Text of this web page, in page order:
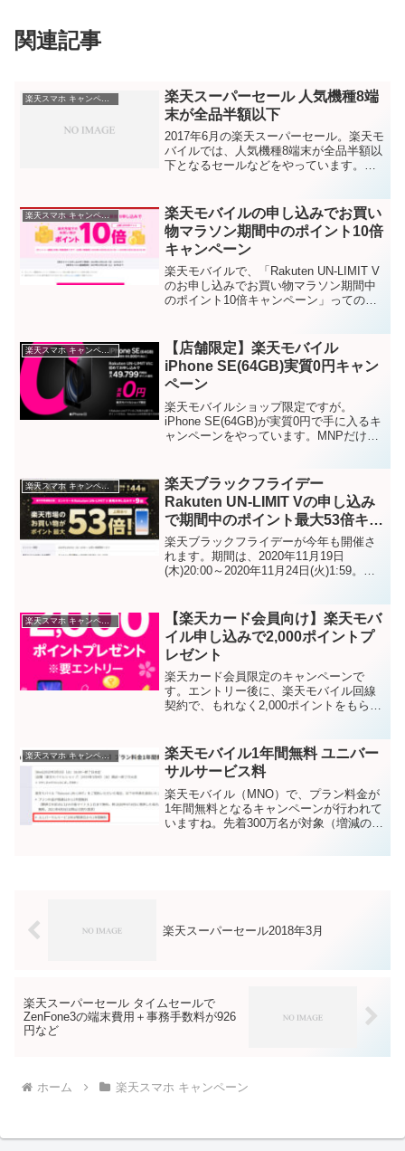
関連記事
楽天スーパーセール 人気機種8端
末が全品半額以下
2017年6月の楽天スーパーセール。楽天モ
バイルでは、人気機種8端末が全品半額以
下となるセールなどをやっています。楽
日（土）19:00～2017年6月22日（木）...
楽天スマホ キャンペーン
楽天モバイルの申し込みでお買い
物マラソン期間中のポイント10倍
キャンペーン
楽天モバイルで、「Rakuten UN-LIMIT V
のお申し込みでお買い物マラソン期間中
のポイント10倍キャンペーン」ってのが
す。キャンペーンに参加するには、エン
トリー...
楽天スマホ キャンペーン
【店舗限定】楽天モバイル
iPhone SE(64GB)実質0円キャン
ペーン
楽天モバイルショップ限定ですが。
iPhone SE(64GB)が実質0円で手に入るキ
ャンペーンをやっています。MNPだけで
定内容「Rakuten UN-LIM...
楽天スマホ キャンペーン
楽天ブラックフライデー
Rakuten UN-LIMIT Vの申し込み
で期間中のポイント最大53倍キャ
ンペーン
楽天ブラックフライデーが今年も開催さ
れます。期間は、2020年11月19日
(木)20:00～2020年11月24日(火)1:59。楽
間中のポ...
楽天スマホ キャンペーン
【楽天カード会員向け】楽天モバ
イル申し込みで2,000ポイントプ
レゼント
楽天カード会員限定のキャンペーンで
す。エントリー後に、楽天モバイル回線
契約で、もれなく2,000ポイントをもらえ
与ポイント数となっています！キャンペ
ーン期間エン...
楽天スマホ キャンペーン
楽天モバイル1年間無料 ユニバー
サルサービス料
楽天モバイル（MNO）で、プラン料金が
1年間無料となるキャンペーンが行われて
いますね。先着300万名が対象（増減の可
楽天スーパーセール2018年3月
楽天スーパーセール タイムセールで
ZenFone3の端末費用＋事務手数料が926
円など
ホーム 楽天スマホ キャンペーン